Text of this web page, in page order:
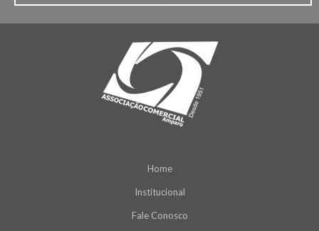
Home
Institucional
Fale Conosco